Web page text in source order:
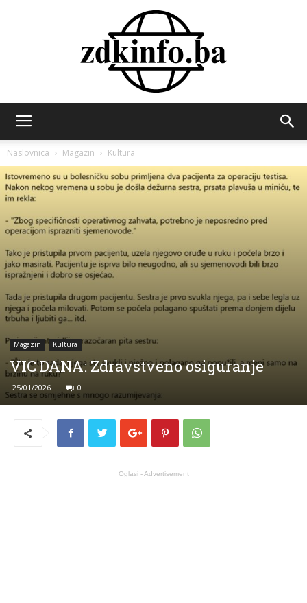
Naslovnica Magazin Kultura
Magazin Kultura
VIC DANA: Zdravstveno osiguranje
25/01/2026 0
Oglasi - Advertisement